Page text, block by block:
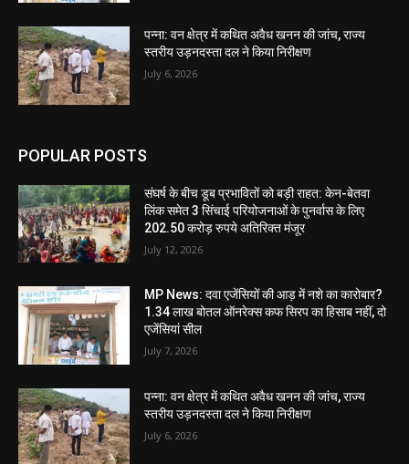
पन्ना: वन क्षेत्र में कथित अवैध खनन की जांच, राज्य
स्तरीय उड़नदस्ता दल ने किया निरीक्षण
July 6, 2026
POPULAR POSTS
संघर्ष के बीच डूब प्रभावितों को बड़ी राहत: केन-बेतवा
लिंक समेत 3 सिंचाई परियोजनाओं के पुनर्वास के लिए
202.50 करोड़ रुपये अतिरिक्त मंजूर
July 12, 2026
MP News: दवा एजेंसियों की आड़ में नशे का कारोबार?
1.34 लाख बोतल ऑनरेक्स कफ सिरप का हिसाब नहीं, दो
एजेंसियां सील
July 7, 2026
पन्ना: वन क्षेत्र में कथित अवैध खनन की जांच, राज्य
स्तरीय उड़नदस्ता दल ने किया निरीक्षण
July 6, 2026